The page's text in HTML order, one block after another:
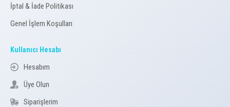
İptal & İade Politikası
Genel İşlem Koşulları
Kullanıcı Hesabı
Hesabım
Üye Olun
Siparişlerim